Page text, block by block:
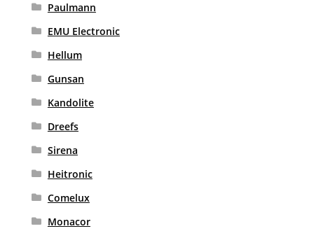
Paulmann
EMU Electronic
Hellum
Gunsan
Kandolite
Dreefs
Sirena
Heitronic
Comelux
Monacor